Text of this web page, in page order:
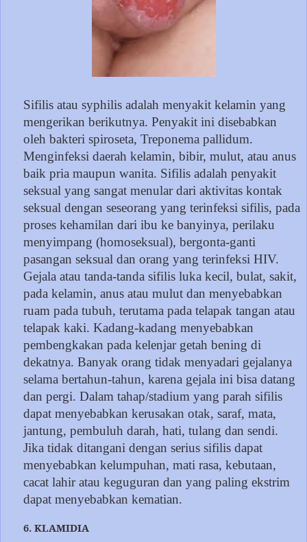
Sifilis atau syphilis adalah menyakit kelamin yang
mengerikan berikutnya. Penyakit ini disebabkan
oleh bakteri spiroseta, Treponema pallidum.
Menginfeksi daerah kelamin, bibir, mulut, atau anus
baik pria maupun wanita. Sifilis adalah penyakit
seksual yang sangat menular dari aktivitas kontak
seksual dengan seseorang yang terinfeksi sifilis, pada
proses kehamilan dari ibu ke banyinya, perilaku
menyimpang (homoseksual), bergonta-ganti
pasangan seksual dan orang yang terinfeksi HIV.
Gejala atau tanda-tanda sifilis luka kecil, bulat, sakit,
pada kelamin, anus atau mulut dan menyebabkan
ruam pada tubuh, terutama pada telapak tangan atau
telapak kaki. Kadang-kadang menyebabkan
pembengkakan pada kelenjar getah bening di
dekatnya. Banyak orang tidak menyadari gejalanya
selama bertahun-tahun, karena gejala ini bisa datang
dan pergi. Dalam tahap/stadium yang parah sifilis
dapat menyebabkan kerusakan otak, saraf, mata,
jantung, pembuluh darah, hati, tulang dan sendi.
Jika tidak ditangani dengan serius sifilis dapat
menyebabkan kelumpuhan, mati rasa, kebutaan,
cacat lahir atau keguguran dan yang paling ekstrim
dapat menyebabkan kematian.
6. KLAMIDIA